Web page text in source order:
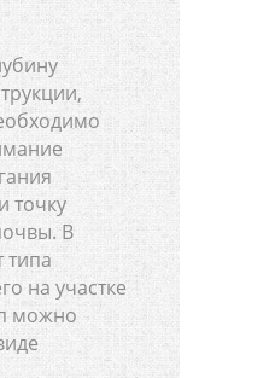
точку
В
типа
на участке
можно